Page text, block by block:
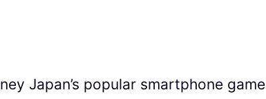
Japan’s popular smartphone game